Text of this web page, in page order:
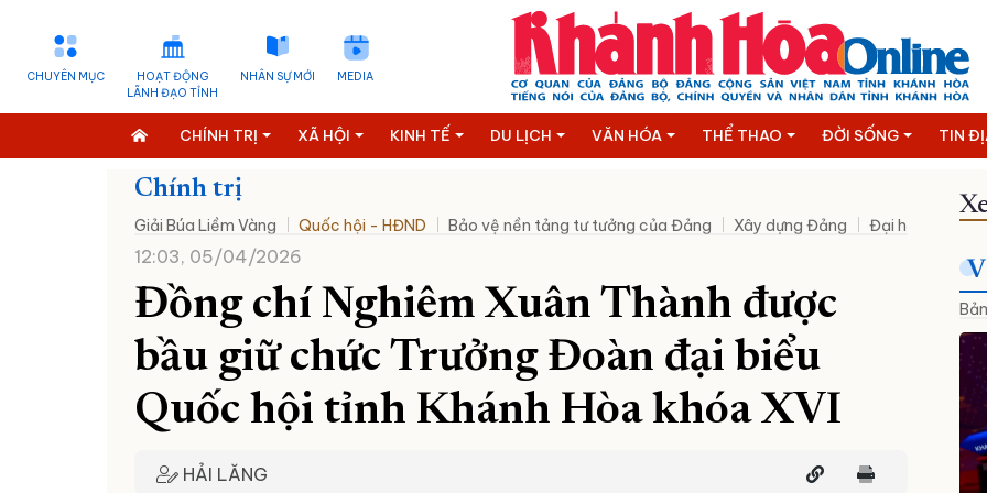
CHUYÊN MỤC
HOẠT ĐỘNG
LÃNH ĐẠO TỈNH
NHÂN SỰ MỚI MEDIA
CHÍNH TRỊ XÃ HỘI KINH TẾ DU LỊCH VĂN HÓA THỂ THAO ĐỜI SỐNG TIN
Chính trị
Giải Búa Liềm Vàng Quốc hội - HĐND Bảo vệ nền tảng tư tưởng của Đảng Xây dựng Đảng Đại hội XIV của
12:03, 05/04/2026
Đồng chí Nghiêm Xuân Thành được
bầu giữ chức Trưởng Đoàn đại biểu
Quốc hội tỉnh Khánh Hòa khóa XVI
HẢI LĂNG